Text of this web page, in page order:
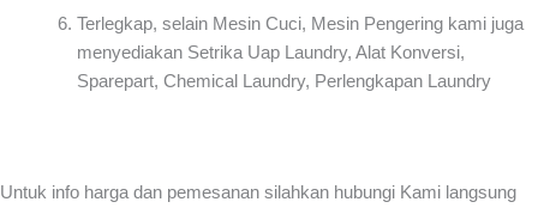
Terlegkap, selain Mesin Cuci, Mesin Pengering kami juga
menyediakan Setrika Uap Laundry, Alat Konversi,
Sparepart, Chemical Laundry, Perlengkapan Laundry
Untuk info harga dan pemesanan silahkan hubungi Kami langsung